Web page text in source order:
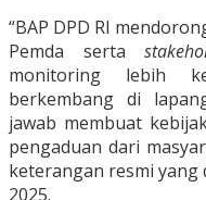
“BAP DPD RI
Pemda serta
monitoring lebih
berkembang di
jawab membuat
pengaduan dari
keterangan resmi yang
2025.